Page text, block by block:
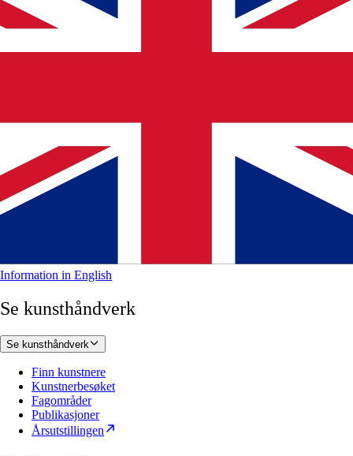
Information in English
Se kunsthåndverk
Se kunsthåndverk
Finn kunstnere
Kunstnerbesøket
Fagområder
Publikasjoner
Årsutstillingen